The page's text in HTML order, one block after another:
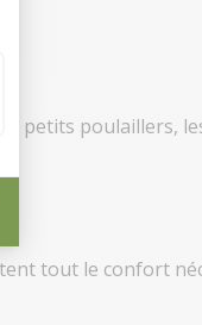
petits poulaillers,
tout le confort